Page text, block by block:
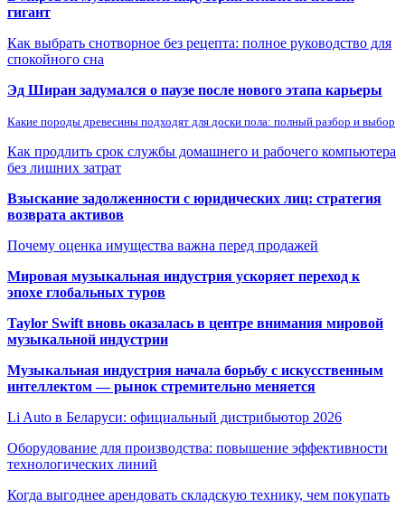
гигант
Как выбрать снотворное без рецепта: полное руководство для
спокойного сна
Эд Ширан задумался о паузе после нового этапа карьеры
Какие породы древесины подходят для доски пола: полный разбор и выбор
Как продлить срок службы домашнего и рабочего компьютера
без лишних затрат
Взыскание задолженности с юридических лиц: стратегия
возврата активов
Почему оценка имущества важна перед продажей
Мировая музыкальная индустрия ускоряет переход к
эпохе глобальных туров
Taylor Swift вновь оказалась в центре внимания мировой
музыкальной индустрии
Музыкальная индустрия начала борьбу с искусственным
интеллектом — рынок стремительно меняется
Li Auto в Беларуси: официальный дистрибьютор 2026
Оборудование для производства: повышение эффективности
технологических линий
Когда выгоднее арендовать складскую технику, чем покупать